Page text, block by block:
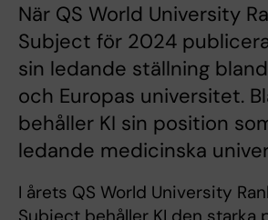
När QS World University
Subject för 2024
sin ledande ställning
och Europas universitet.
behåller KI sin position
ledande medicinska
I årets QS World University